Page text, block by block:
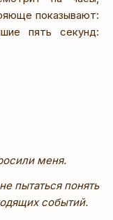
показывают:
пять секунд:
меня.
пытаться понять
событий.